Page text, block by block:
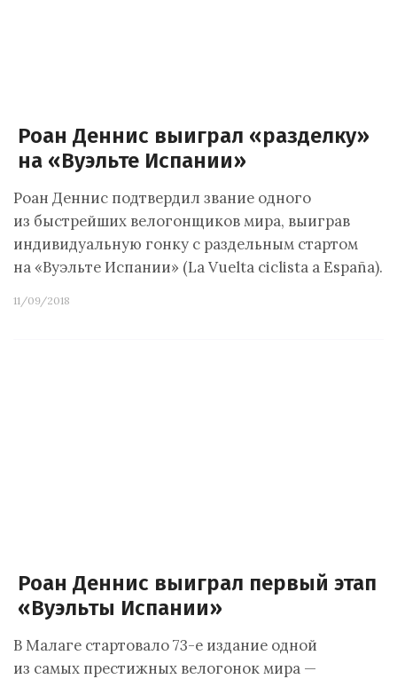
Роан Деннис выиграл «разделку»
на «Вуэльте Испании»
Роан Деннис подтвердил звание одного
из быстрейших велогонщиков мира, выиграв
индивидуальную гонку с раздельным стартом
на «Вуэльте Испании» (La Vuelta ciclista a España).
11/09/2018
Роан Деннис выиграл первый этап
«Вуэльты Испании»
В Малаге стартовало 73-е издание одной
из самых престижных велогонок мира —